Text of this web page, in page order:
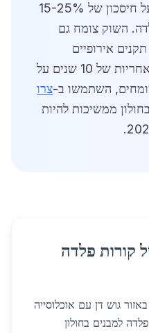
קבלנים מקומיים מדווחים על חיסכון של 15-25%
השוק צומח גם
אירופיים
המיובאים. ספקים מציעים אחריות של 10 שנים על
השתמשו ב-צרו
ממשיכות להיות
קורות פלדה
גוש דן עם אוכלוסייה
פלדה למבנים בחולון